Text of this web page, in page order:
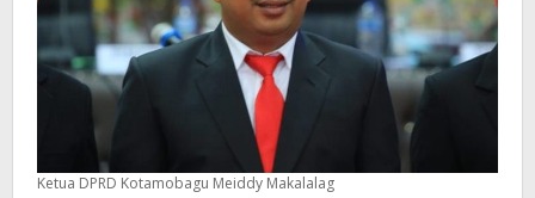
RI
Ketua DPRD Kotamobagu Meiddy Makalalag